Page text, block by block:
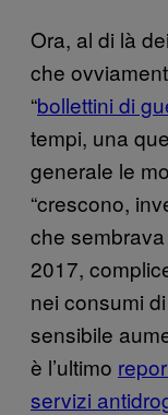
Ora, al di là
che
“bollettini di
tempi, una
generale le
“crescono,
che sembrava
2017,
nei consumi
sensibile
è l’ultimo
servizi